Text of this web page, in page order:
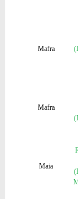
Mafra
Mafra
Maia